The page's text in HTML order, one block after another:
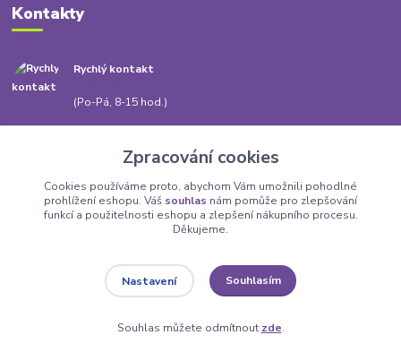
Kontakty
Rychlý kontakt
(Po-Pá, 8-15 hod.)
Upravit sběr cookies.
Vytvořeno na
Eshop-rychle.cz
Zpracování cookies
Cookies používáme proto, abychom Vám umožnili pohodlné
prohlížení eshopu. Váš souhlas nám pomůže pro zlepšování
funkcí a použitelnosti eshopu a zlepšení nákupního procesu.
Děkujeme.
Nastavení Souhlasím
Souhlas můžete odmítnout zde.